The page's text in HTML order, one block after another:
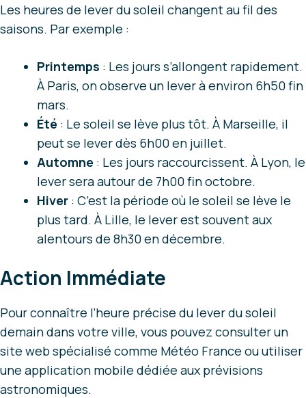
Les heures de lever du soleil changent au fil des
saisons. Par exemple :
Printemps : Les jours s’allongent rapidement.
À Paris, on observe un lever à environ 6h50 fin
mars.
Été : Le soleil se lève plus tôt. À Marseille, il
peut se lever dès 6h00 en juillet.
Automne : Les jours raccourcissent. À Lyon, le
lever sera autour de 7h00 fin octobre.
Hiver : C’est la période où le soleil se lève le
plus tard. À Lille, le lever est souvent aux
alentours de 8h30 en décembre.
Action Immédiate
Pour connaître l’heure précise du lever du soleil
demain dans votre ville, vous pouvez consulter un
site web spécialisé comme Météo France ou utiliser
une application mobile dédiée aux prévisions
astronomiques.